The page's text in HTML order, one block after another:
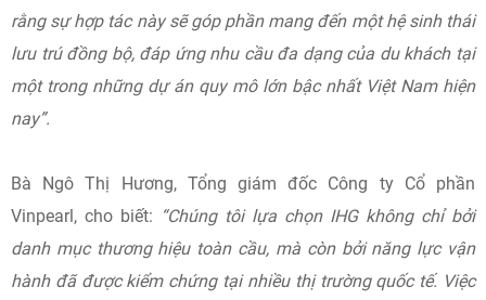
rằng sự hợp tác này sẽ góp phần mang đến một hệ sinh thái
lưu trú đồng bộ, đáp ứng nhu cầu đa dạng của du khách tại
một trong những dự án quy mô lớn bậc nhất Việt Nam hiện
nay”.
Bà Ngô Thị Hương, Tổng giám đốc Công ty Cổ phần
Vinpearl, cho biết: “Chúng tôi lựa chọn IHG không chỉ bởi
danh mục thương hiệu toàn cầu, mà còn bởi năng lực vận
hành đã được kiểm chứng tại nhiều thị trường quốc tế. Việc